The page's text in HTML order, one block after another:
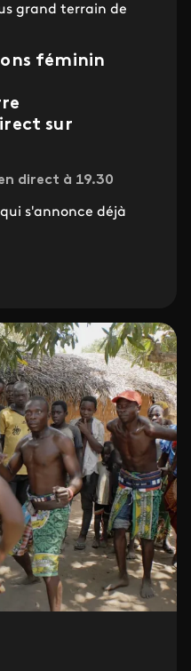
grand terrain de
féminin
sur
direct à 19.30
s'annonce déjà